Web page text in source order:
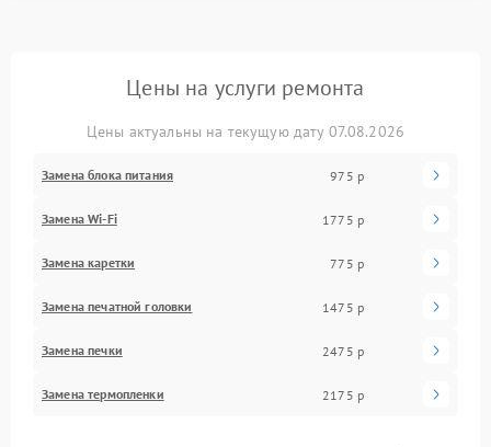
Цены на услуги ремонта
Цены актуальны на текущую дату 07.08.2026
Замена блока питания 975 р
Замена Wi-Fi 1775 р
Замена каретки 775 р
Замена печатной головки 1475 р
Замена печки 2475 р
Замена термопленки 2175 р